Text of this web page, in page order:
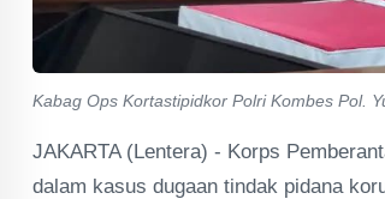
Kabag Ops Kortastipidkor Polri Kombes Pol.
JAKARTA (Lentera) - Korps
dalam kasus dugaan tindak pidana